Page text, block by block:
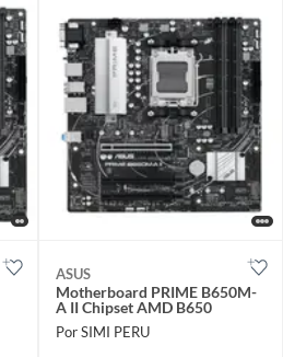
ASUS
Motherboard PRIME B650M-
A II Chipset AMD B650
Por SIMI PERU